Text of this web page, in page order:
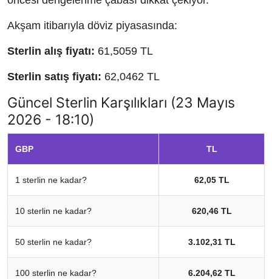
Akşam itibarıyla döviz piyasasında:
Sterlin alış fiyatı: 61,5059 TL
Sterlin satış fiyatı: 62,0462 TL
Güncel Sterlin Karşılıkları (23 Mayıs
2026 - 18:10)
GBP TL
1 sterlin ne kadar? 62,05 TL
10 sterlin ne kadar? 620,46 TL
50 sterlin ne kadar? 3.102,31 TL
100 sterlin ne kadar? 6.204,62 TL